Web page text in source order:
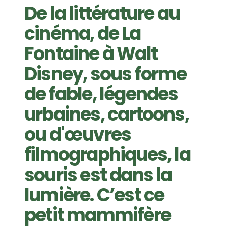
De la littérature au
cinéma, de La
Fontaine à Walt
Disney, sous forme
de fable, légendes
urbaines, cartoons,
ou d'œuvres
filmographiques, la
souris est dans la
lumière. C’est ce
petit mammifère